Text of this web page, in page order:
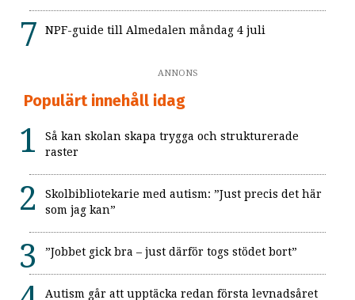
NPF-guide till Almedalen måndag 4 juli
ANNONS
Populärt innehåll idag
Så kan skolan skapa trygga och strukturerade
raster
Skolbibliotekarie med autism: ”Just precis det här
som jag kan”
”Jobbet gick bra – just därför togs stödet bort”
Autism går att upptäcka redan första levnadsåret